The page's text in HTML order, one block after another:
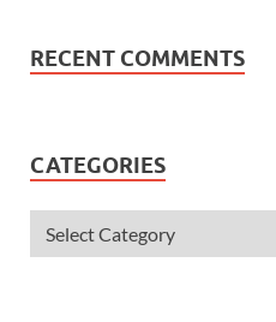
RECENT COMMENTS
CATEGORIES